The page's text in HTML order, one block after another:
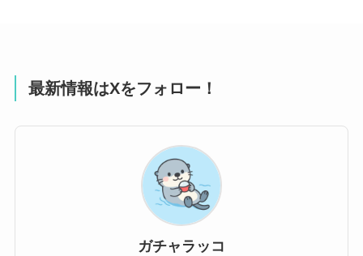
最新情報はXをフォロー！
ガチャラッコ